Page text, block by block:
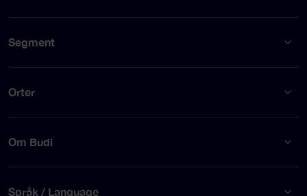
Segment
Orter
Om Budi
Språk / Language